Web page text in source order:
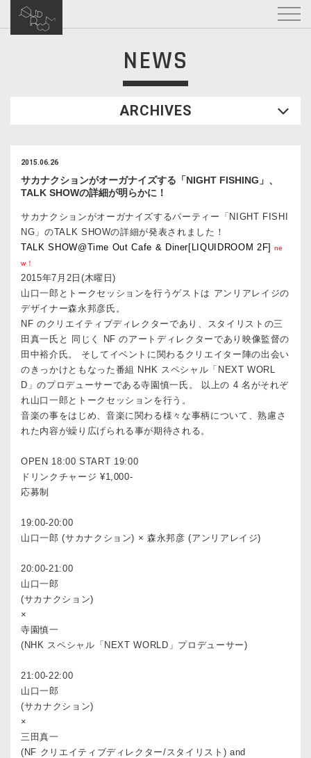
NEWS
ARCHIVES
2015.06.26
サカナクションがオーガナイズする「NIGHT FISHING」、
TALK SHOWの詳細が明らかに！
サカナクションがオーガナイズするパーティー「NIGHT FISHI
NG」のTALK SHOWの詳細が発表されました！
TALK SHOW@Time Out Cafe & Diner[LIQUIDROOM 2F]
ne
w！
2015年7月2日(木曜日)
山口一郎とトークセッションを行うゲストは アンリアレイジの
デザイナー森永邦彦氏。
NF のクリエイティブディレクターであり、スタイリストの三
田真一氏と 同じく NF のアートディレクターであり映像監督の
田中裕介氏。 そしてイベントに関わるクリエイター陣の出会い
のきっかけともなった番組 NHK スペシャル「NEXT WORL
D」のプロデューサーである寺園慎一氏。 以上の 4 名がそれぞ
れ山口一郎とトークセッションを行う。
音楽の事をはじめ、音楽に関わる様々な事柄について、熟慮さ
れた内容が繰り広げられる事が期待される。
OPEN 18:00 START 19:00
ドリンクチャージ ¥1,000-
応募制
19:00-20:00
山口一郎 (サカナクション) × 森永邦彦 (アンリアレイジ)
20:00-21:00
山口一郎
(サカナクション)
×
寺園慎一
(NHK スペシャル「NEXT WORLD」プロデューサー)
21:00-22:00
山口一郎
(サカナクション)
×
三田真一
(NF クリエイティブディレクター/スタイリスト) and